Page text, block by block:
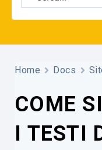
Home Docs
COME
I TESTI